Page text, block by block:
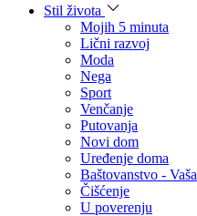
Stil života
Mojih 5 minuta
Lični razvoj
Moda
Nega
Sport
Venčanje
Putovanja
Novi dom
Uređenje doma
Baštovanstvo -
Čišćenje
U poverenju